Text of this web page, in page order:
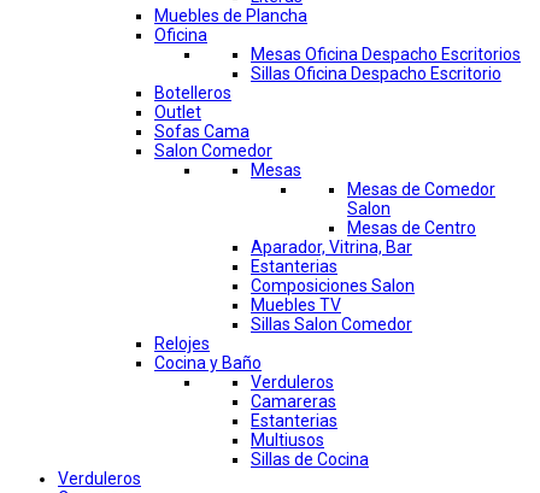
Muebles de Plancha
Oficina
Mesas Oficina Despacho Escritorios
Sillas Oficina Despacho Escritorio
Botelleros
Outlet
Sofas Cama
Salon Comedor
Mesas
Mesas de Comedor
Salon
Mesas de Centro
Aparador, Vitrina, Bar
Estanterias
Composiciones Salon
Muebles TV
Sillas Salon Comedor
Relojes
Cocina y Baño
Verduleros
Camareras
Estanterias
Multiusos
Sillas de Cocina
Verduleros